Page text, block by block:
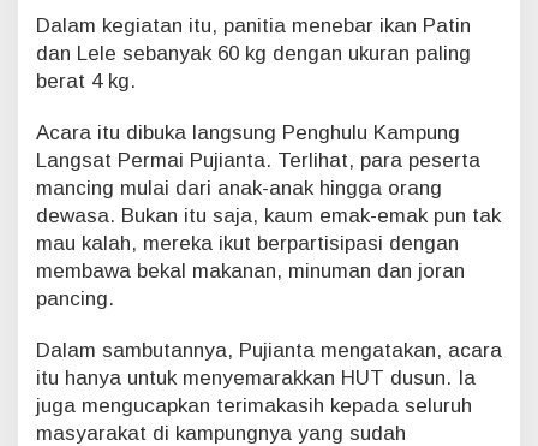
D
s
T
r
m
u
k
t
-
4
5
,
Dalam kegiatan itu, panitia menebar ikan Patin
dan Lele sebanyak 60 kg dengan ukuran paling
berat 4 kg.
Acara itu dibuka langsung Penghulu Kampung
Langsat Permai Pujianta. Terlihat, para peserta
mancing mulai dari anak-anak hingga orang
dewasa. Bukan itu saja, kaum emak-emak pun tak
mau kalah, mereka ikut berpartisipasi dengan
membawa bekal makanan, minuman dan joran
pancing.
Dalam sambutannya, Pujianta mengatakan, acara
itu hanya untuk menyemarakkan HUT dusun. Ia
juga mengucapkan terimakasih kepada seluruh
masyarakat di kampungnya yang sudah